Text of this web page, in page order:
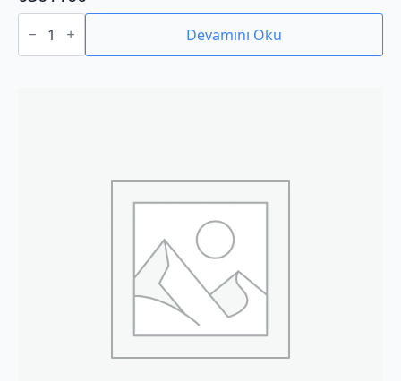
0301100
adet Devamını Oku